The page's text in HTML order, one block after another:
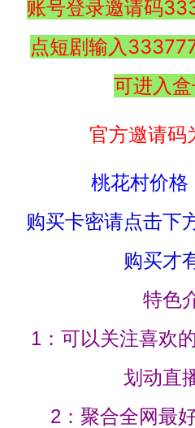
账号登录邀请码
点短剧输入
可进入
官方邀请码
桃花村价格
购买卡密请点击下
购买才
特色
1：可以关注喜欢
划动直
2：聚合全网最